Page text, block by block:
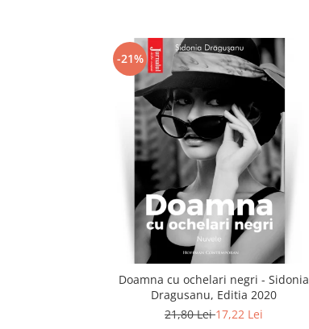
-21%
Doamna cu ochelari negri - Sidonia
Dragusanu, Editia 2020
21,80 Lei17,22 Lei